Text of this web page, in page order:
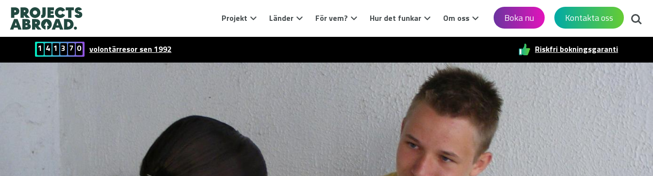
Projekt Länder För vem? Hur det funkar Om oss Boka nu Kontakta oss Sök
1 4 1 3 7 0 volontärresor sen 1992 Riskfri bokningsgaranti